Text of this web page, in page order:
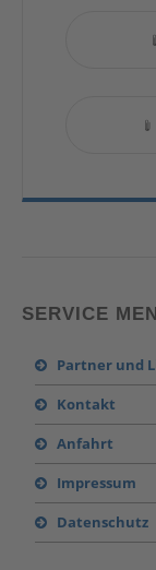
SERVICE
Partner und
Kontakt
Anfahrt
Impressum
Datenschutz